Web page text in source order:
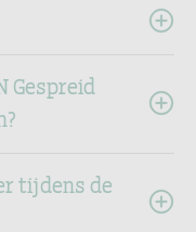
Gespreid
tijdens de